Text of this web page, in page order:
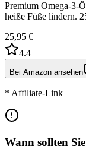
Premium Omega-3-
heiße Füße lindern.
25,95 €
4.4
Bei Amazon ansehen
* Affiliate-Link
Wann sollten